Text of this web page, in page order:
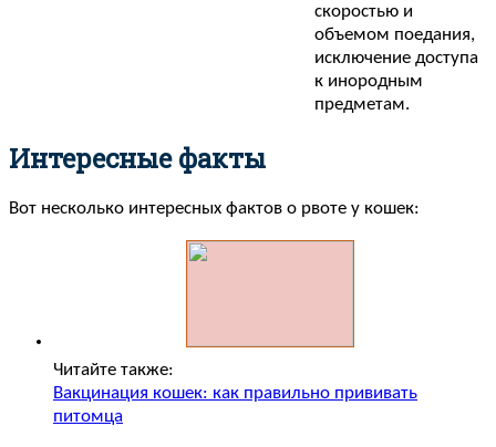
скоростью и
объемом поедания,
исключение доступа
к инородным
предметам.
Интересные факты
Вот несколько интересных фактов о рвоте у кошек:
Читайте также:
Вакцинация кошек: как правильно прививать
питомца